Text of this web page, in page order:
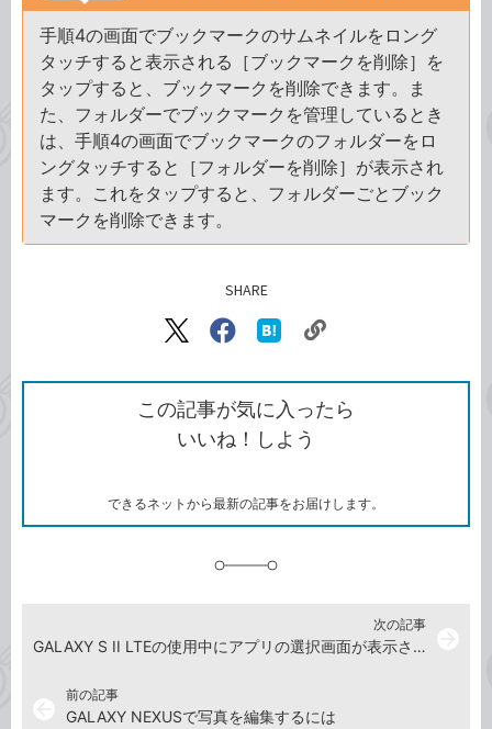
手順4の画面でブックマークのサムネイルをロング
タッチすると表示される［ブックマークを削除］を
タップすると、ブックマークを削除できます。ま
た、フォルダーでブックマークを管理しているとき
は、手順4の画面でブックマークのフォルダーをロ
ングタッチすると［フォルダーを削除］が表示され
ます。これをタップすると、フォルダーごとブック
マークを削除できます。
SHARE
X（旧
で
シ
ェ
ア
Facebook
シ
ェ
ア
な
ブ
ッ
ク
ク
ク
を
コ
この記事が気に入ったら
いいね！しよう
できるネットから最新の記事をお届けします。
前の記事
GALAXY NEXUSで写真を編集するには
次の記事
GALAXY S II LTEの使用中にアプリの選択画面が表示されたときは